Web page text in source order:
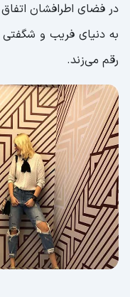
در فضای اطرافشان
به دنیای فریب و شگفتی
رقم می‌زند.